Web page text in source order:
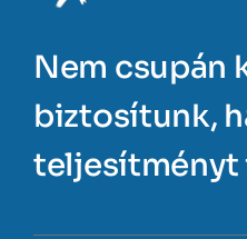
Nem csupán
biztosítunk,
teljesítményt